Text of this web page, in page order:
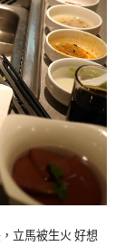
立馬被生火 好想